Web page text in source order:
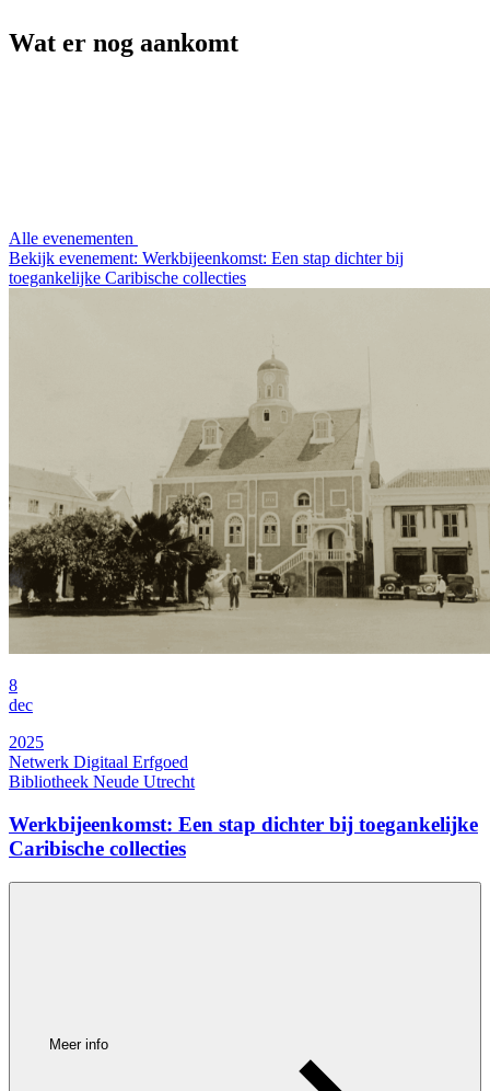
Wat er nog aankomt
Alle evenementen
Bekijk evenement: Werkbijeenkomst: Een stap dichter bij
toegankelijke Caribische collecties
8
dec
2025
Netwerk Digitaal Erfgoed
Bibliotheek Neude Utrecht
Werkbijeenkomst: Een stap dichter bij toegankelijke
Caribische collecties
Meer info